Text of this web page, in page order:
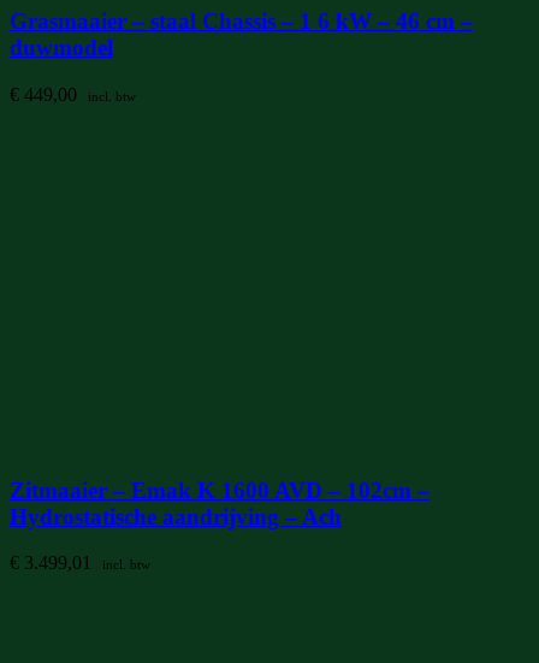
Grasmaaier – staal Chassis – 1 6 kW – 46 cm –
duwmodel
€ 449,00 incl. btw
Zitmaaier – Emak K 1600 AVD – 102cm –
Hydrostatische aandrijving – Ach
€ 3.499,01 incl. btw